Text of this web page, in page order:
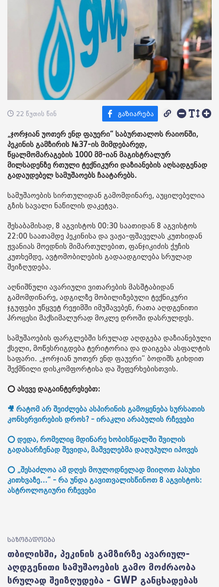
22 წუთის წინ
„ჯორჯიან უოთერ ენდ ფაუერი“ საბურთალოს რაიონში,
პეკინის გამზირის №37-ის მიმდებარედ,
წყალმომარაგების 1000 მმ-იან მაგისტრალურ
მილსადენზე რთული ტექნიკური დაზიანების აღსადგენად
გადაუდებელ სამუშაოებს ჩაატარებს.
სამუშაოების სირთულიდან გამომდინარე, აუცილებელია
გზის სავალი ნაწილის დაკეტვა.
შესაბამისად, 8 აგვისტოს 00:30 საათიდან 8 აგვისტოს
22:00 საათამდე პეკინისა და ვაჟა-ფშაველას კუთხიდან
ჟვანიას მოედნის მიმართულებით, ფანჯიკიძის ქუჩის
კუთხემდე, ავტომობილების გადაადგილება სრულად
შეიზღუდება.
აღნიშნული ავარიული ვითარების მასშტაბიდან
გამომდინარე, ადგილზე მობილიზებული ტექნიკური
ჯგუფები უწყვეტ რეჟიმში იმუშავებენ, რათა აღდგენითი
პროცესი მაქსიმალურად მოკლე დროში დასრულდეს.
სამუშაოების ფარგლებში სრულად აღდგება დაზიანებული
ქსელი, მოწესრიგდება ტერიტორია და დაიგება ასფალტის
საფარი. „ჯორჯიან უოთერ ენდ ფაუერი“ ბოდიშს გიხდით
შექმნილი დისკომფორტისა და შეფერხებისთვის.
⭕ ასევე დაგაინტერესებთ:
🎥 რატომ არ შეიძლება ასპირინის გამოყენება სურსათის
კონსერვირების დროს? - ირაკლი არაბულის რჩევები
⭕ დედა, რომელიც მდინარე ხობისწყალში შვილის
გადასარჩენად შევიდა, მაშველებმა დაღუპული იპოვეს
⭕ „შესაძლოა ამ დღეს მოულოდნელად მიიღოთ პასუხი
კითხვაზე...“ - რა უნდა გავითვალისწინოთ 8 აგვისტოს:
ასტროლოგიური რჩევები
საზოგადოება
თბილისში, პეკინის გამზირზე ავარიულ-
აღდგენითი სამუშაოების გამო მოძრაობა
სრულად შეიზღუდება - GWP განცხადებას